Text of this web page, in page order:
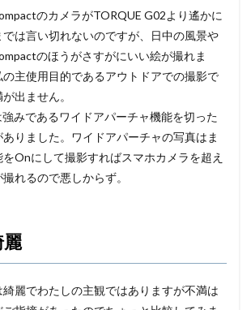
のカメラがTORQUE G02より遙かに
では言い切れないのですが、日中の風景や
のほうがさすがにいい絵が撮れま
主使用目的であるアウトドアでの撮影で
出ません。
みであるワイドアパーチャ機能を切った
りました。ワイドアパーチャの写真はま
Onにして撮影すればスマホカメラを超え
れるので悪しからず。
麗でわたしの主観ではありますが不満は